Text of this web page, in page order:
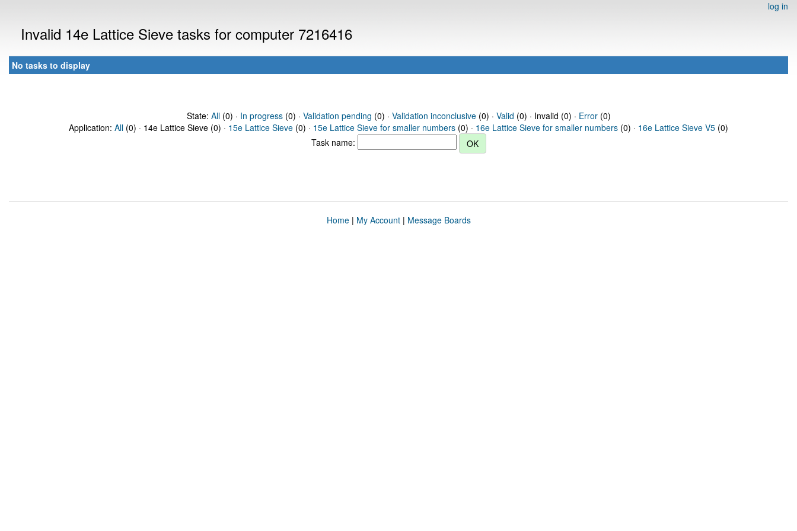
log in
Invalid 14e Lattice Sieve tasks for computer 7216416
No tasks to display
State: All(0) · In progress(0) · Validation pending (0) · Validation inconclusive(0) · Valid (0) · Invalid (0) · Error(0)
Application: All (0) · 14e Lattice Sieve (0) · 15e Lattice Sieve (0) · 15e Lattice Sieve for smaller numbers (0) · 16e Lattice Sieve for smaller numbers (0) · 16e Lattice Sieve V5 (0)
Task name:
Home| My Account| Message Boards